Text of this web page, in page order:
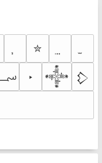
✮
؄ ‣ 𒀱 𒁷